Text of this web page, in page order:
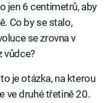
jen 6 centimetrů, aby
Co by se stalo,
se zrovna v
vůdce?
je otázka, na kterou
ve druhé třetině 20.